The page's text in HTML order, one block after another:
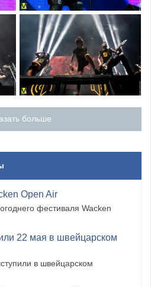
больше
Open Air
фестиваля Wacken
22 мая в швейцарском
в швейцарском